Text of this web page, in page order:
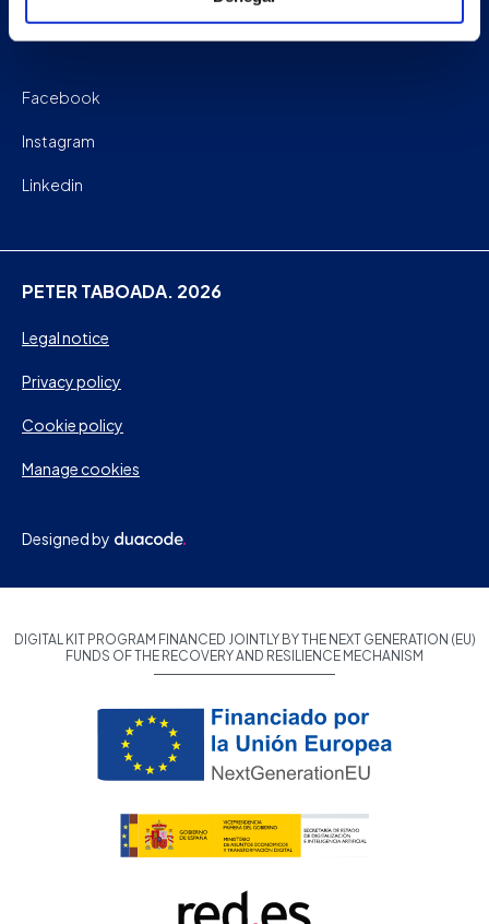
Facebook
Instagram
Linkedin
PETER TABOADA. 2026
Legal notice
Privacy policy
Cookie policy
Manage cookies
Designed by
DIGITAL KIT PROGRAM FINANCED JOINTLY BY THE NEXT GENERATION (EU)
FUNDS OF THE RECOVERY AND RESILIENCE MECHANISM